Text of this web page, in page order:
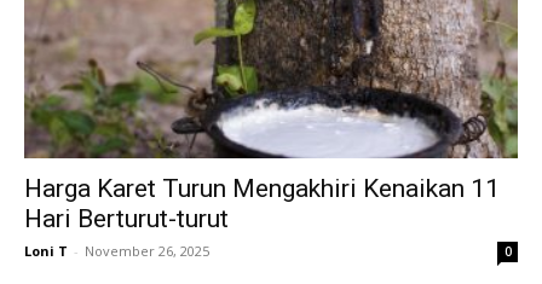
Harga Karet Turun Mengakhiri Kenaikan 11
Hari Berturut-turut
Loni T - November 26, 2025 0